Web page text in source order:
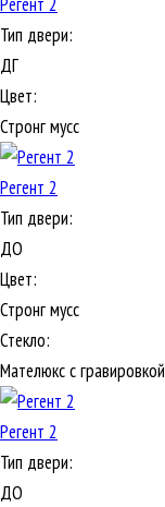
Тип двери:
ДГ
Цвет:
Стронг мусс
Регент 2
Тип двери:
ДО
Цвет:
Стронг мусс
Стекло:
Мателюкс с гравировкой
Регент 2
Тип двери:
ДО